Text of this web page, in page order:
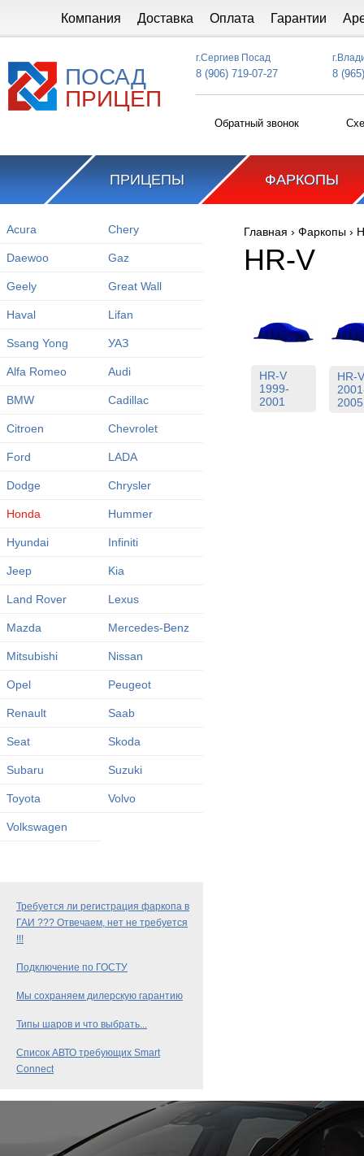
Компания Доставка Оплата Гарантии
ПОСАД
ПРИЦЕП
г.Сергиев Посад
8 (906) 719-07-27 8
Обратный звонок
ПРИЦЕПЫ ФАРКОПЫ
Acura Chery
Daewoo Gaz
Geely Great Wall
Haval Lifan
Ssang Yong УАЗ
Alfa Romeo Audi
BMW Cadillac
Citroen Chevrolet
Ford LADA
Dodge Chrysler
Honda Hummer
Hyundai Infiniti
Jeep Kia
Land Rover Lexus
Mazda Mercedes-Benz
Mitsubishi Nissan
Opel Peugeot
Renault Saab
Seat Skoda
Subaru Suzuki
Toyota Volvo
Volkswagen
Требуется ли регистрация фаркопа в
ГАИ ??? Отвечаем, нет не требуется
!!!
Подключение по ГОСТУ
Мы сохраняем дилерскую гарантию
Типы шаров и что выбрать...
Список АВТО требующих Smart
Connect
Вы здесь
Главная › Фаркопы ›
HR-V
HR-V
1999-
2001
HR-V
2005